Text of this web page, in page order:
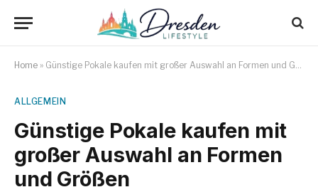
Home » Günstige Pokale kaufen mit großer Auswahl an Formen und Größen
ALLGEMEIN
Günstige Pokale kaufen mit
großer Auswahl an Formen
und Größen